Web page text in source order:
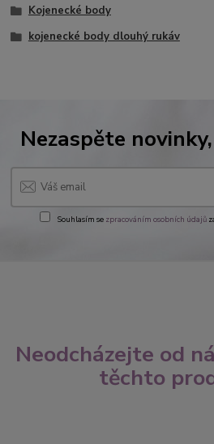
Kojenecké body
kojenecké body dlouhý rukáv
Nezaspěte
Souhlasím se zpracováním osobních údajů
Neodcházejte od
těchto